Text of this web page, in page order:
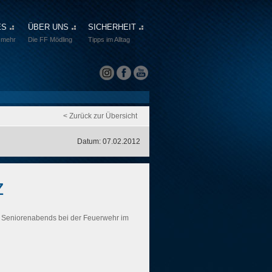
ÜBER UNS
Die FF Mödling
SICHERHEIT
Tipps im Alltag
< Zurück zur Übersicht
Datum: 07.02.2012
bei der Feuerwehr im